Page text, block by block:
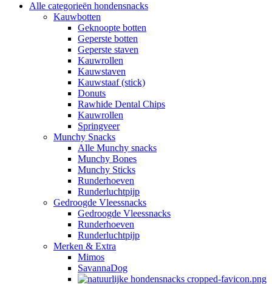
Alle categorieën hondensnacks
Kauwbotten
Geknoopte botten
Geperste botten
Geperste staven
Kauwrollen
Kauwstaven
Kauwstaaf (stick)
Donuts
Rawhide Dental Chips
Kauwrollen
Springveer
Munchy Snacks
Alle Munchy snacks
Munchy Bones
Munchy Sticks
Runderhoeven
Runderluchtpijp
Gedroogde Vleessnacks
Gedroogde Vleessnacks
Runderhoeven
Runderluchtpijp
Merken & Extra
Mimos
SavannaDog